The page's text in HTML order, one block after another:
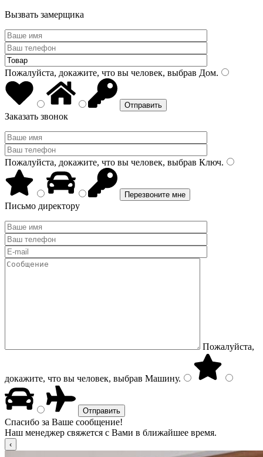
Вызвать замерщика
Пожалуйста, докажите, что вы человек, выбрав Дом.
Заказать звонок
Пожалуйста, докажите, что вы человек, выбрав Ключ.
Письмо директору
Пожалуйста,
докажите, что вы человек, выбрав Машину.
Спасибо за Ваше сообщение!
Наш менеджер свяжется с Вами в ближайшее время.